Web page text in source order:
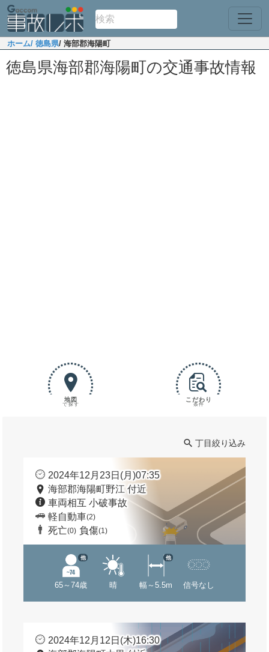
ホーム/ 徳島県/ 海部郡海陽町
徳島県海部郡海陽町の交通事故情報
地図
で探す
こだわり
条件
丁目絞り込み
2024年12月23日(月)07:35
海部郡海陽町野江 付近
車両相互 小破事故
軽自動車(2)
死亡(0) 負傷(1)
65～74歳
他
晴 幅～5.5m
他
信号なし
2024年12月12日(木)16:30